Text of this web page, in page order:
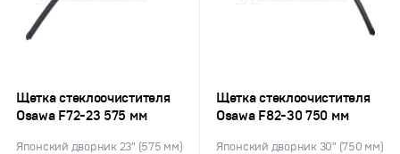
Щетка стеклоочистителя
Osawa F72-23 575 мм
Японский дворник 23" (575 мм)
Щетка стеклоочистителя
Osawa F82-30 750 мм
Японский дворник 30" (750 мм)